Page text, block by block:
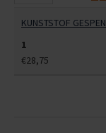
KUNSTSTOF
1
€28,75